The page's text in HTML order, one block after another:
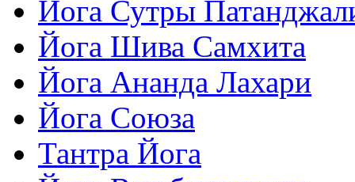
Йога Сутры
Йога Шива Самхита
Йога Ананда Лахари
Йога Союза
Тантра Йога